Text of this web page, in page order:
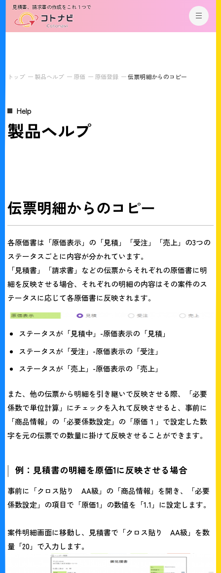
見積書、請求書の作成をこれ１つで
トップ 製品ヘルプ 原価 原価登録 伝票明細からのコピー
Help
製品ヘルプ
伝票明細からのコピー
各原価書は「原価表示」の「見積」「受注」「売上」の3つの
ステータスごとに内容が分かれています。
「見積書」「請求書」などの伝票からそれぞれの原価書に明
細を反映させる場合、それぞれの明細の内容はその案件のス
テータスに応じて各原価書に反映されます。
ステータスが「見積中」-原価表示の「見積」
ステータスが「受注」-原価表示の「受注」
ステータスが「売上」-原価表示の「売上」
また、他の伝票から明細を引き継いで反映させる際、「必要
係数で単位計算」にチェックを入れて反映させると、事前に
「商品情報」の「必要係数設定」の「原価１」で設定した数
字を元の伝票での数量に掛けて反映させることができます。
例：見積書の明細を原価1に反映させる場合
事前に「クロス貼り AA級」の「商品情報」を開き、「必要
係数設定」の項目で「原価1」の数値を「1.1」に設定します。
案件明細画面に移動し、見積書で「クロス貼り AA級」を数
量「20」で入力します。